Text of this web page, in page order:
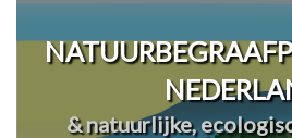
& natuurlijke,